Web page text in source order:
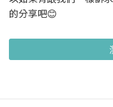
的分享吧😊